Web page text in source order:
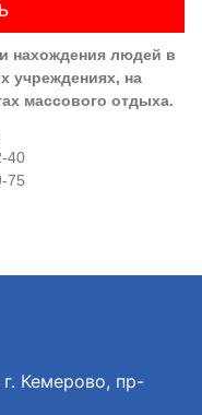
нахождения людей в
учреждениях, на
массового отдыха.
40
75
Кемерово, пр-